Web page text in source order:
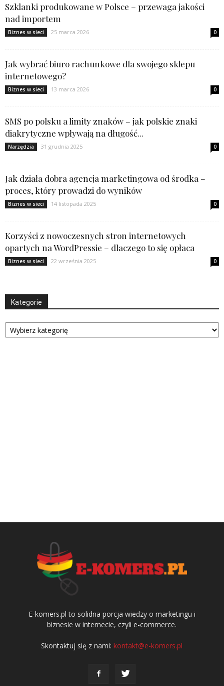
Szklanki produkowane w Polsce – przewaga jakości
nad importem
Biznes w sieci 25 marca 2026 0
Jak wybrać biuro rachunkowe dla swojego sklepu
internetowego?
Biznes w sieci 13 marca 2026 0
SMS po polsku a limity znaków – jak polskie znaki
diakrytyczne wpływają na długość...
Narzędzia 31 grudnia 2025 0
Jak działa dobra agencja marketingowa od środka –
proces, który prowadzi do wyników
Biznes w sieci 14 listopada 2025 0
Korzyści z nowoczesnych stron internetowych
opartych na WordPressie – dlaczego to się opłaca
Biznes w sieci 22 września 2025 0
Kategorie
Kategorie
E-komers.pl to solidna porcja wiedzy o marketingu i
biznesie w internecie, czyli e-commerce.
Skontaktuj się z nami:kontakt@e-komers.pl